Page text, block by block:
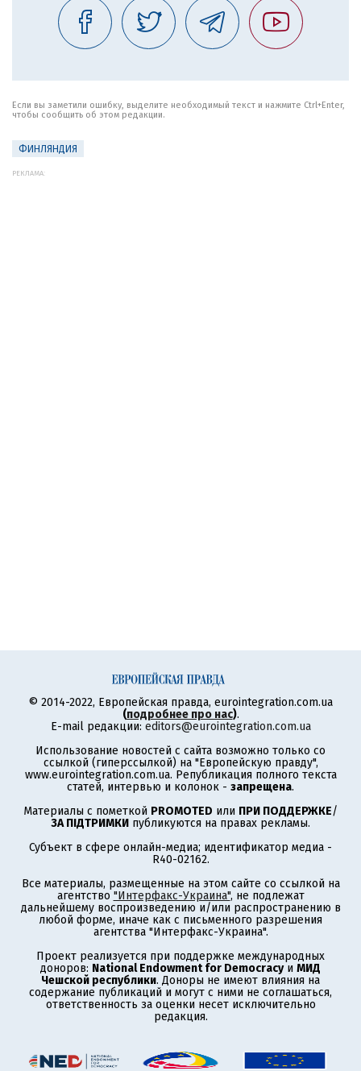
Если вы заметили ошибку, выделите необходимый текст и нажмите Ctrl+Enter,
чтобы сообщить об этом редакции.
ФИНЛЯНДИЯ
РЕКЛАМА:
© 2014-2022, Европейская правда, eurointegration.com.ua
(подробнее про нас).
E-mail редакции: editors@eurointegration.com.ua
Использование новостей с сайта возможно только со
ссылкой (гиперссылкой) на "Европейскую правду",
www.eurointegration.com.ua. Републикация полного текста
статей, интервью и колонок - запрещена.
Материалы с пометкой PROMOTED или ПРИ ПОДДЕРЖКЕ/
ЗА ПІДТРИМКИ публикуются на правах рекламы.
Субъект в сфере онлайн-медиа; идентификатор медиа -
R40-02162.
Все материалы, размещенные на этом сайте со ссылкой на
агентство "Интерфакс-Украина", не подлежат
дальнейшему воспроизведению и/или распространению в
любой форме, иначе как с письменного разрешения
агентства "Интерфакс-Украина".
Проект реализуется при поддержке международных
доноров: National Endowment for Democracyи МИД
Чешской республики. Доноры не имеют влияния на
содержание публикаций и могут с ними не соглашаться,
ответственность за оценки несет исключительно
редакция.